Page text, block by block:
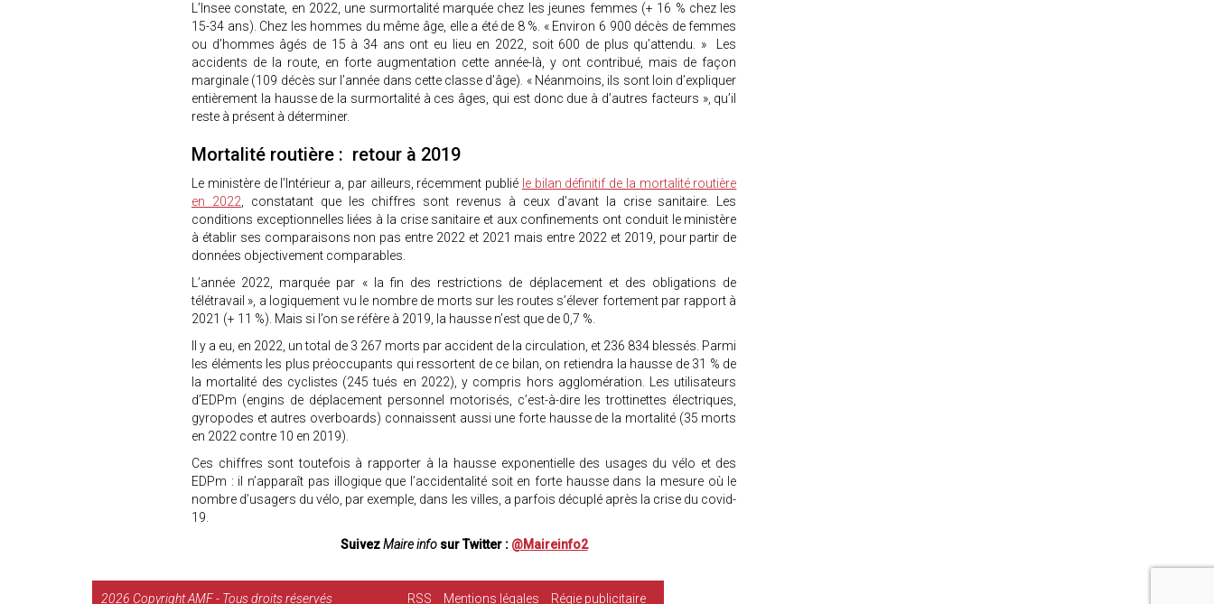
L’Insee constate, en 2022, une surmortalité marquée chez les jeunes femmes (+ 16 % chez les
15-34 ans). Chez les hommes du même âge, elle a été de 8 %. « Environ 6 900 décès de femmes
ou d’hommes âgés de 15 à 34 ans ont eu lieu en 2022, soit 600 de plus qu’attendu. » Les
accidents de la route, en forte augmentation cette année-là, y ont contribué, mais de façon
marginale (109 décès sur l’année dans cette classe d’âge). « Néanmoins, ils sont loin d’expliquer
entièrement la hausse de la surmortalité à ces âges, qui est donc due à d’autres facteurs », qu’il
reste à présent à déterminer.
Mortalité routière : retour à 2019
Le ministère de l’Intérieur a, par ailleurs, récemment publié le bilan définitif de la mortalité routière
en 2022 , constatant que les chiffres sont revenus à ceux d’avant la crise sanitaire. Les
conditions exceptionnelles liées à la crise sanitaire et aux confinements ont conduit le ministère
à établir ses comparaisons non pas entre 2022 et 2021 mais entre 2022 et 2019, pour partir de
données objectivement comparables.
L’année 2022, marquée par « la fin des restrictions de déplacement et des obligations de
télétravail », a logiquement vu le nombre de morts sur les routes s’élever fortement par rapport à
2021 (+ 11 %). Mais si l’on se réfère à 2019, la hausse n’est que de 0,7 %.
Il y a eu, en 2022, un total de 3 267 morts par accident de la circulation, et 236 834 blessés. Parmi
les éléments les plus préoccupants qui ressortent de ce bilan, on retiendra la hausse de 31 % de
la mortalité des cyclistes (245 tués en 2022), y compris hors agglomération. Les utilisateurs
d’EDPm (engins de déplacement personnel motorisés, c’est-à-dire les trottinettes électriques,
gyropodes et autres overboards) connaissent aussi une forte hausse de la mortalité (35 morts
en 2022 contre 10 en 2019).
Ces chiffres sont toutefois à rapporter à la hausse exponentielle des usages du vélo et des
EDPm : il n’apparaît pas illogique que l’accidentalité soit en forte hausse dans la mesure où le
nombre d’usagers du vélo, par exemple, dans les villes, a parfois décuplé après la crise du covid-
19.
SuivezMaire infosur Twitter : @Maireinfo2
2026 Copyright AMF - Tous droits réservés RSS Mentions légales Régie publicitaire